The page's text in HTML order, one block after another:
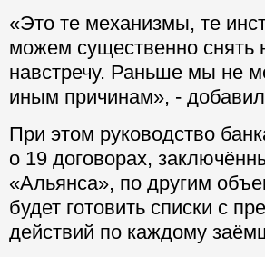
«Это те механизмы, те
можем существенно снять
навстречу. Раньше мы не
иным причинам», -
При этом руководство
о 19 договорах,
«Альянса», по другим
будет готовить списки с
действий по каждому